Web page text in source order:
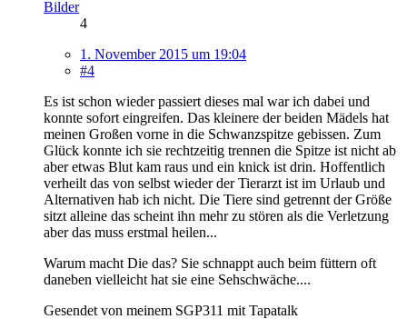
Bilder
4
1. November 2015 um 19:04
#4
Es ist schon wieder passiert dieses mal war ich dabei und
konnte sofort eingreifen. Das kleinere der beiden Mädels hat
meinen Großen vorne in die Schwanzspitze gebissen. Zum
Glück konnte ich sie rechtzeitig trennen die Spitze ist nicht ab
aber etwas Blut kam raus und ein knick ist drin. Hoffentlich
verheilt das von selbst wieder der Tierarzt ist im Urlaub und
Alternativen hab ich nicht. Die Tiere sind getrennt der Größe
sitzt alleine das scheint ihn mehr zu stören als die Verletzung
aber das muss erstmal heilen...
Warum macht Die das? Sie schnappt auch beim füttern oft
daneben vielleicht hat sie eine Sehschwäche....
Gesendet von meinem SGP311 mit Tapatalk